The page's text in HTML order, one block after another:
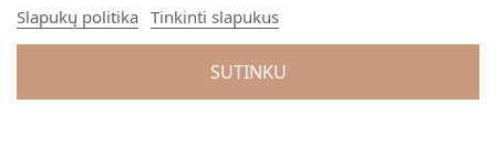
Slapukų politika Tinkinti slapukus
SUTINKU